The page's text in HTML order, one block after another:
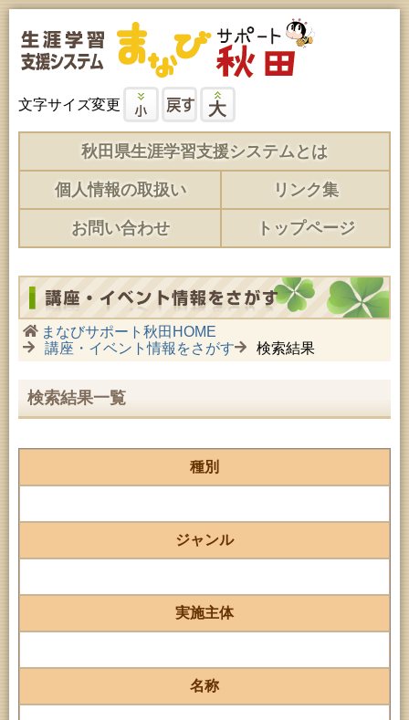
文字サイズ変更
秋田県生涯学習支援システムとは
個人情報の取扱い リンク集
お問い合わせ トップページ
まなびサポート秋田HOME
講座・イベント情報をさがす
検索結果
検索結果一覧
種別
ジャンル
実施主体
名称